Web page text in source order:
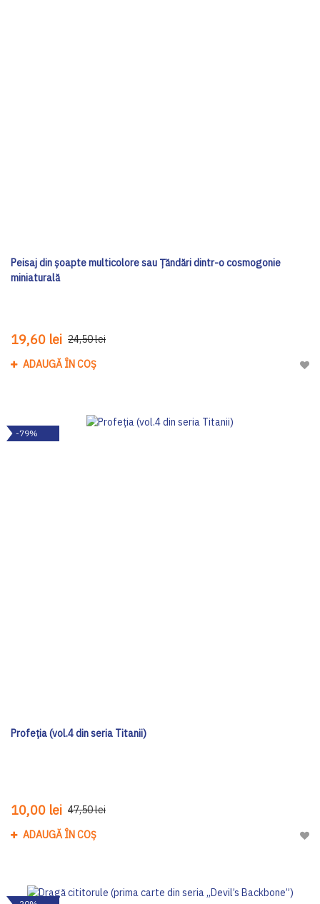
Peisaj din şoapte multicolore sau Ţăndări dintr-o cosmogonie
miniaturală
19,60 lei 24,50 lei
ADAUGĂ ÎN COȘ
-79%
Profeția (vol.4 din seria Titanii)
10,00 lei 47,50 lei
ADAUGĂ ÎN COȘ